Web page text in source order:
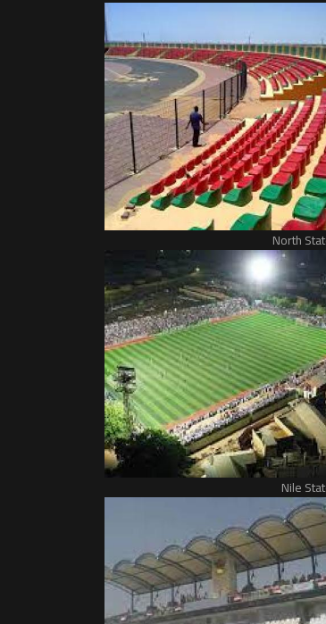
North
Nile